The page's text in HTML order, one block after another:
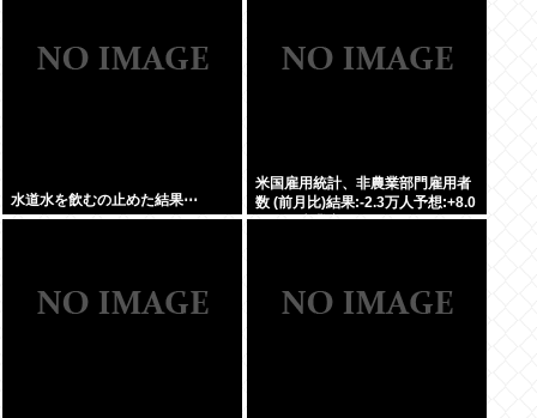
水道水を飲むの止めた結果⋯
米国雇用統計、非農業部門雇用者
数 (前月比)結果:-2.3万人予想:+8.0
万人、失業率結果:+4.1%予